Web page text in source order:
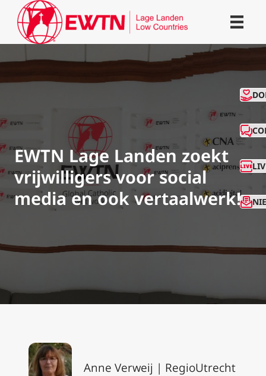
EWTN Lage Landen zoekt
vrijwilligers voor social
media en ook vertaalwerk!
Anne Verweij | RegioUtrecht